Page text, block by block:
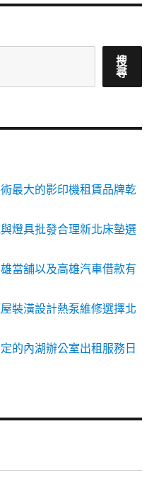
搜
尋
最大的影印機租賃品牌乾
燈具批發合理新北床墊選
當舖以及高雄汽車借款有
裝潢設計熱泵維修選擇北
的內湖辦公室出租服務日